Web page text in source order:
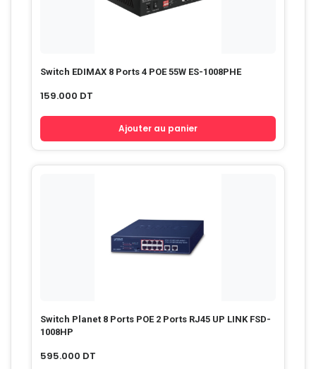
Switch EDIMAX 8 Ports 4 POE 55W ES-1008PHE
159.000 DT
Ajouter au panier
Switch Planet 8 Ports POE 2 Ports RJ45 UP LINK FSD-
1008HP
595.000 DT